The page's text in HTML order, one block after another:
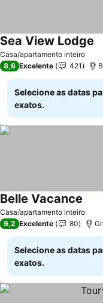
Casa/apartamento inteiro
Sea View Lodge
8,6 Excelente 421
Selecione as datas
exatos.
Casa/apartamento inteiro
Belle Vacance
9,2 Excelente 80
Selecione as datas
exatos.